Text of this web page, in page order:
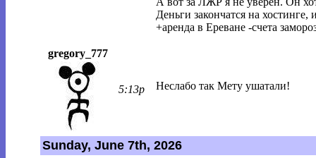
Деньги закончатся на
+аренда в Ереване -счета
gregory_777
5:13p Неслабо так Мету ушатали!
Sunday, June 7th, 2026